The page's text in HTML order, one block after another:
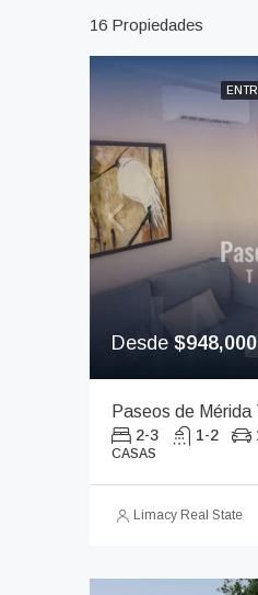
16 Propiedades
Desde $948,000
Paseos de
2-3 1-2
CASAS
Limacy Real State